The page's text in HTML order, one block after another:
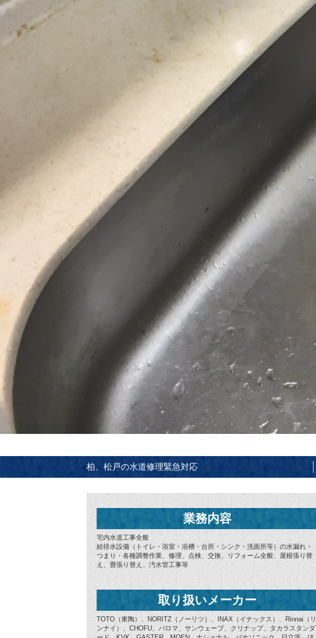
柏、松戸の水道修理緊急対応
業務内容
宅内水道工事全般
給排水設備（トイレ・浴室・浴槽・台所・シンク・洗面所等）の水漏れ・
つまり・各種調整作業、修理、点検、交換、リフォーム全般、屋根張り替
え、畳張り替え、汚水管工事等
取り扱いメーカー
TOTO（東陶）、NORITZ（ノーリツ）、INAX（イナックス）、Rinnai（リ
ンナイ）、CHOFU、パロマ、サンウェーブ、クリナップ、タカラスタンダ